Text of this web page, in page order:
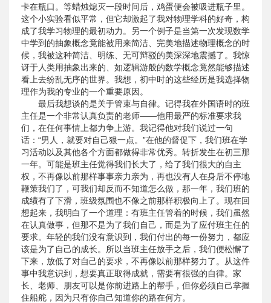
卡在瓶口。等蜡烛熄灭一段时间后，鸡蛋便会被吸进瓶子里。
这个小实验看似平常，但它却激起了我对物理学科的好奇，构
成了我学习物理的最初动力。另一个例子是当第一次发现数学
中学到的抽象概念竟能被用来简洁、完美地描述物理概念的时
候，我被这种简洁、明练、无可辩驳的美深深地震撼了。我惊
讶于人类用抽象出来的、如逻辑游般的数学概念竟然能够描述
看上去纷乱无序的世界。我想，初中时的这些经历是我选择物
理作为我的专业的一个重要原因。
最后我想谈的是关于管束与自律。记得我在外国语时的班
主任是一个非常认真负责的老师——他用最严的标准要求我
们，在任何事情上都力争上游。我记得他对我们说过一句
话：“男人，就要对自己狠一点。”在他的督促下，我们班在学
习活动以及其他各个方面都做得非常优秀。转折发生在初三那
一年。可能是班主任觉得我们长大了，给了我们很大的自主
权，不再像以前那样事事亲力亲为，再也没有人在身后不停地
鞭策我们了，可我们却反而不知道怎么做，那一年，我们班的
成绩有了下滑，班级氛围也不像之前那样积极向上了。现在回
想起来，我明白了一个道理：有班主任管着的时候，我们虽然
在认真做事，但那不是为了我们自己，而是为了应付班主任的
要求。年轻的我们没有意识到，我们付出的每一份努力，都应
该是为了自己的成长。所以当班主任放手之后，我们便松懈了
下来，放低了对自己的要求，不再像以前那样努力了。从这件
事中我意识到，想要真正取得成就，需要有很强的自律。家
长、老师、朋友可以是你前进路上的帮手，但你必须自己掌握
住船舵，因为只有你自己知道你的路在何方。